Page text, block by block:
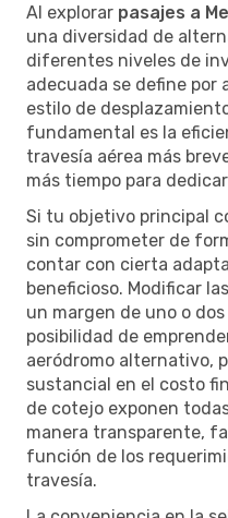
Al explorar pasajes a
una diversidad de
diferentes niveles de
adecuada se define por
estilo de
fundamental es la
travesía aérea más
más tiempo para
Si tu objetivo principal
sin comprometer de
contar con cierta
beneficioso. Modificar
un margen de uno o
posibilidad de
aeródromo alternativo,
sustancial en el costo
de cotejo exponen
manera transparente,
función de los
travesía.